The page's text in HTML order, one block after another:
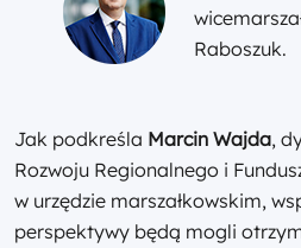
Raboszuk.
Jak podkreśla Marcin Wajda,
Rozwoju Regionalnego i
w urzędzie marszałkowskim,
perspektywy będą mogli